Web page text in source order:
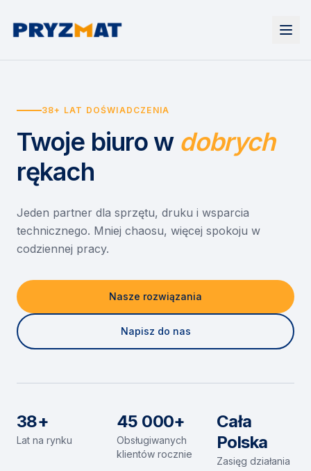
Urządzenia
Drukarki i urządzenia wielofunkcyjne
Etykiety i identyfikacja
Skanery i obieg dokumentów
Monitory interaktywne
Niszczarki dokumentów
Wynajem drukarek
Wynajem urządzeń biurowych
Asystent druku
EZD RP
Misja szkoła
Serwis
O nas
Kontakt
38+ LAT DOŚWIADCZENIA
Twoje biuro w dobrych
rękach
Jeden partner dla sprzętu, druku i wsparcia
technicznego. Mniej chaosu, więcej spokoju w
codziennej pracy.
Nasze rozwiązania
Napisz do nas
38+
Lat na rynku
45 000+
Obsługiwanych
klientów rocznie
Cała
Polska
Zasięg działania